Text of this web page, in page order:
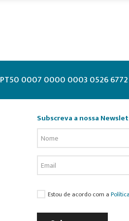
PT50 0007 0000 0003 0526 6772
Subscreva a nossa
Estou de acordo com a